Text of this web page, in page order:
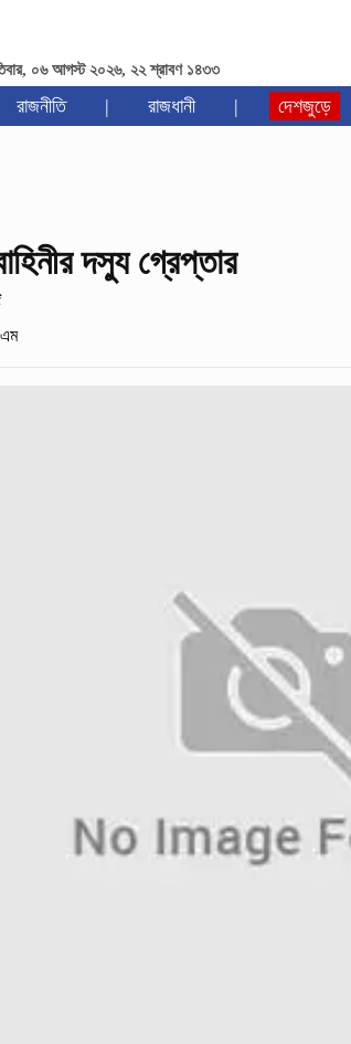
০৬ আগস্ট ২০২৬, ২২ শ্রাবণ ১৪৩৩
রাজনীতি | রাজধানী | দেশজুড়ে
দস্যু গ্রেপ্তার